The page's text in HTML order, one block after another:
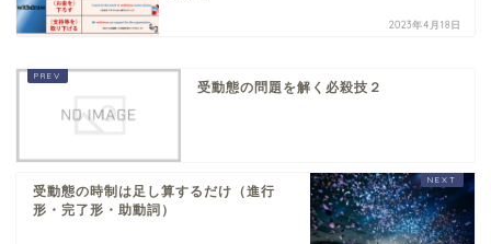
2023年4月18日
受動態の問題を解く必殺技２
受動態の時制は足し算するだけ（進行
形・完了形・助動詞）